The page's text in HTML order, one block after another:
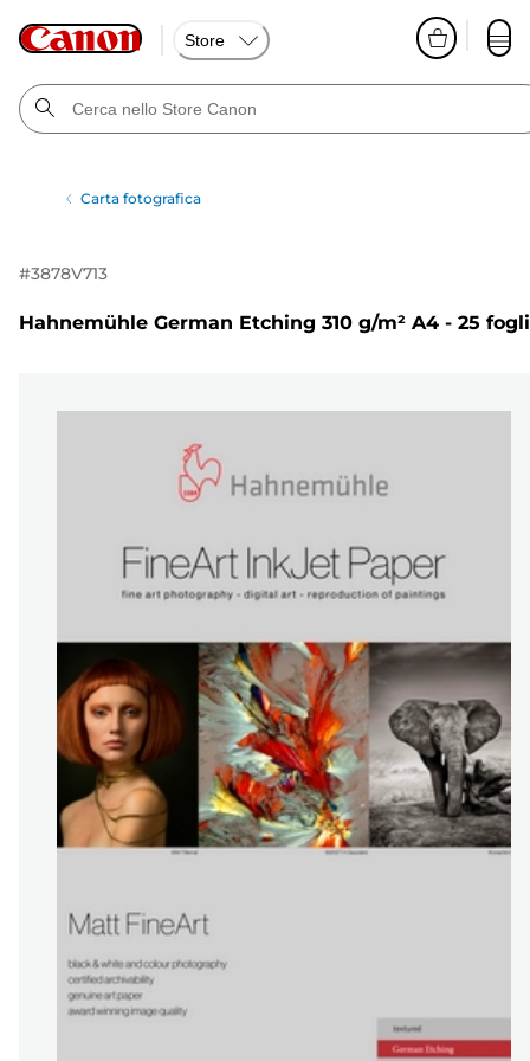
Store
Carta fotografica
#3878V713
Hahnemühle German Etching 310 g/m² A4 - 25 fogli